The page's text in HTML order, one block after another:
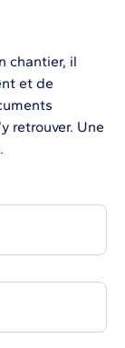
chantier, il
et de
retrouver. Une